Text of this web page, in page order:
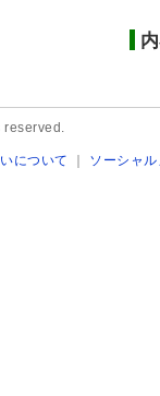
について ｜ ソーシャ